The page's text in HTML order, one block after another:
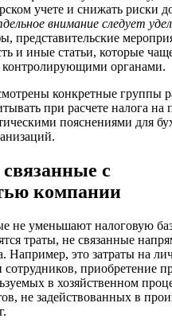
учете и снижать риски
внимание следует
представительские
и иные статьи, которые
органами.
конкретные группы
при расчете налога на
пояснениями для
с
компании
не уменьшают налоговую
траты, не связанные
Например, это затраты на
сотрудников, приобретение
в хозяйственном
не задействованных в